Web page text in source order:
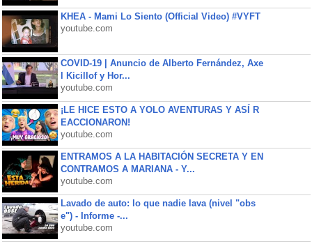
KHEA - Mami Lo Siento (Official Video) #VYFT
youtube.com
COVID-19 | Anuncio de Alberto Fernández, Axe
l Kicillof y Hor...
youtube.com
¡LE HICE ESTO A YOLO AVENTURAS Y ASÍ R
EACCIONARON!
youtube.com
ENTRAMOS A LA HABITACIÓN SECRETA Y EN
CONTRAMOS A MARIANA - Y...
youtube.com
Lavado de auto: lo que nadie lava (nivel "obs
e") - Informe -...
youtube.com